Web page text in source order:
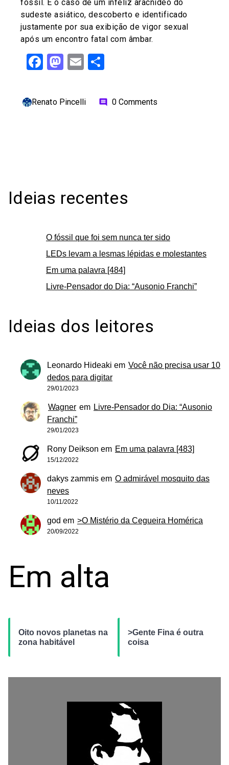
fóssil. É o caso de um infeliz aracnídeo do
sudeste asiático, descoberto e identificado
justamente por sua exibição de vigor sexual
após um encontro fatal com âmbar.
Facebook
Mastodon
Email
Renato Pincelli comment 0 Comments
Ideias recentes
O fóssil que foi sem nunca ter sido
LEDs levam a lesmas lépidas e molestantes
Em uma palavra [484]
Livre-Pensador do Dia: “Ausonio Franchi”
Ideias dos leitores
Leonardo Hideaki em Você não precisa usar 10
dedos para digitar
29/01/2023
Wagner em Livre-Pensador do Dia: “Ausonio
Franchi”
29/01/2023
Rony Deikson em Em uma palavra [483]
15/12/2022
dakys zammis em O admirável mosquito das
neves
10/11/2022
god em >O Mistério da Cegueira Homérica
20/09/2022
Em alta
Oito novos planetas na
zona habitável
>Gente Fina é outra
coisa